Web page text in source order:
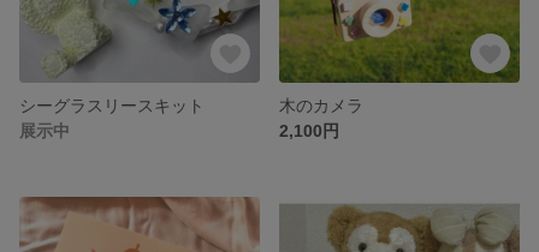
シーグラスリースキット
展示中
木のカメラ
2,100円